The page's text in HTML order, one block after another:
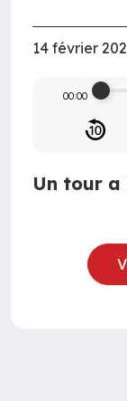
14 février
00:00
Un tour